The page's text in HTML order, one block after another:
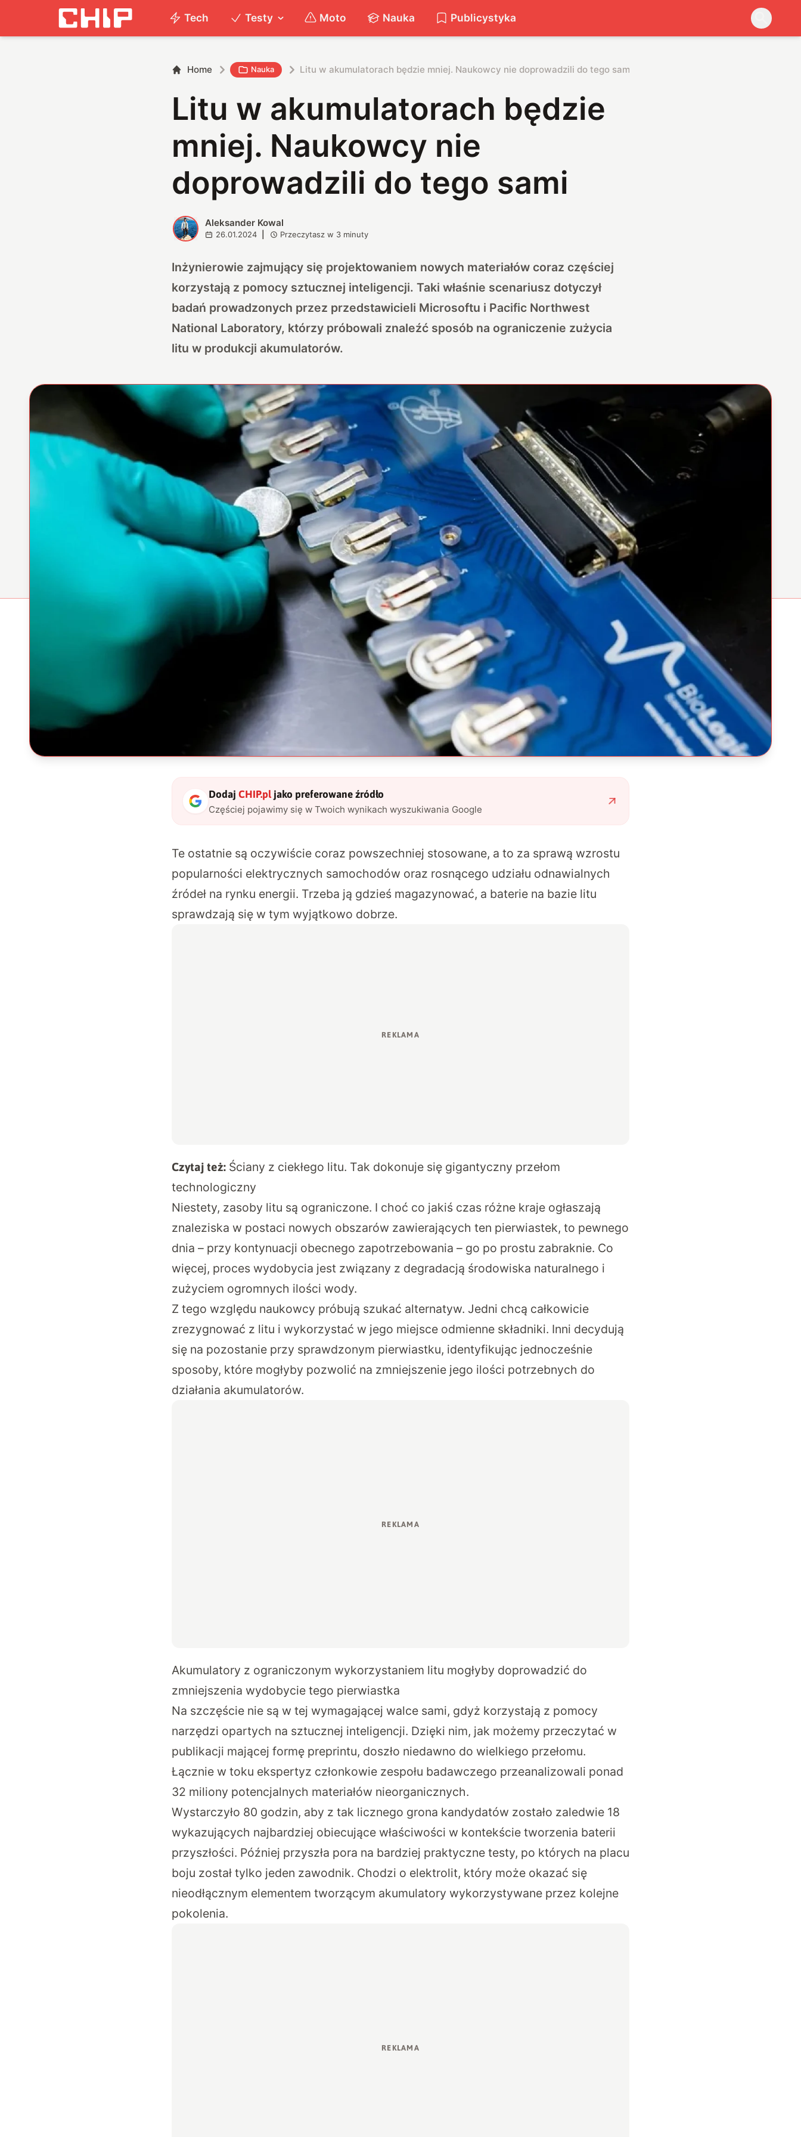
Tech Testy Moto Nauka Publicystyka
Home Nauka Litu w akumulatorach będzie mniej. Naukowcy nie doprowadzili do tego sami
Litu w akumulatorach będzie
mniej. Naukowcy nie
doprowadzili do tego sami
A Aleksander Kowal
26.01.2024 Przeczytasz w 3 minuty
Inżynierowie zajmujący się projektowaniem nowych materiałów coraz częściej
korzystają z pomocy sztucznej inteligencji. Taki właśnie scenariusz dotyczył
badań prowadzonych przez przedstawicieli Microsoftu i Pacific Northwest
National Laboratory, którzy próbowali znaleźć sposób na ograniczenie zużycia
litu w produkcji akumulatorów.
Dodaj CHIP.pljako preferowane źródło
Częściej pojawimy się w Twoich wynikach wyszukiwania Google
Te ostatnie są oczywiście coraz powszechniej stosowane, a to za sprawą wzrostu
popularności elektrycznych samochodów oraz rosnącego udziału odnawialnych
źródeł na rynku energii. Trzeba ją gdzieś magazynować, a baterie na bazie litu
sprawdzają się w tym wyjątkowo dobrze.
Czytaj też: Ściany z ciekłego litu. Tak dokonuje się gigantyczny przełom
technologiczny
Niestety, zasoby litu są ograniczone. I choć co jakiś czas różne kraje ogłaszają
znaleziska w postaci nowych obszarów zawierających ten pierwiastek, to pewnego
dnia – przy kontynuacji obecnego zapotrzebowania – go po prostu zabraknie. Co
więcej, proces wydobycia jest związany z degradacją środowiska naturalnego i
zużyciem ogromnych ilości wody.
Z tego względu naukowcy próbują szukać alternatyw. Jedni chcą całkowicie
zrezygnować z litu i wykorzystać w jego miejsce odmienne składniki. Inni decydują
się na pozostanie przy sprawdzonym pierwiastku, identyfikując jednocześnie
sposoby, które mogłyby pozwolić na zmniejszenie jego ilości potrzebnych do
działania akumulatorów.
Akumulatory z ograniczonym wykorzystaniem litu mogłyby doprowadzić do
zmniejszenia wydobycie tego pierwiastka
Na szczęście nie są w tej wymagającej walce sami, gdyż korzystają z pomocy
narzędzi opartych na sztucznej inteligencji. Dzięki nim, jak możemy przeczytać w
publikacji mającej formę preprintu, doszło niedawno do wielkiego przełomu.
Łącznie w toku ekspertyz członkowie zespołu badawczego przeanalizowali ponad
32 miliony potencjalnych materiałów nieorganicznych.
Wystarczyło 80 godzin, aby z tak licznego grona kandydatów zostało zaledwie 18
wykazujących najbardziej obiecujące właściwości w kontekście tworzenia baterii
przyszłości. Później przyszła pora na bardziej praktyczne testy, po których na placu
boju został tylko jeden zawodnik. Chodzi o elektrolit, który może okazać się
nieodłącznym elementem tworzącym akumulatory wykorzystywane przez kolejne
pokolenia.